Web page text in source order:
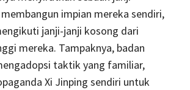
impian mereka sendiri,
janji-janji kosong dari
mereka. Tampaknya, badan
taktik yang familiar,
Xi Jinping sendiri untuk